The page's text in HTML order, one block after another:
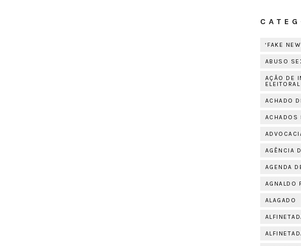
‘FAKE
ABUSO
AÇÃO DE
ACHADO
ACHADOS
AGÊNCIA
AGENDA
AGNALDO
ALAGADO